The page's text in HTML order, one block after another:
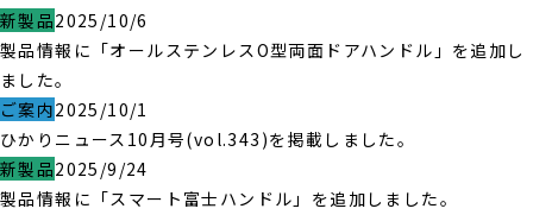
新製品2025/10/6
製品情報に「オールステンレスO型両面ドアハンドル」を追加し
ました。
ご案内2025/10/1
ひかりニュース10月号(vol.343)を掲載しました。
新製品2025/9/24
製品情報に「スマート富士ハンドル」を追加しました。